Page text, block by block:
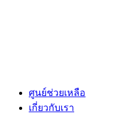
ศูนย์ช่วยเหลือ
เกี่ยวกับเรา